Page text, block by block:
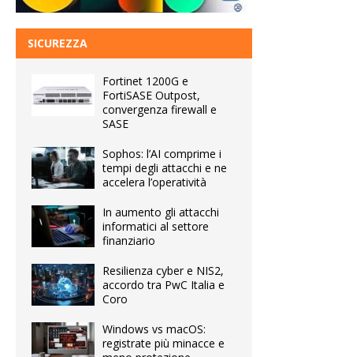
SICUREZZA
Fortinet 1200G e
FortiSASE Outpost,
convergenza firewall e
SASE
Sophos: l’AI comprime i
tempi degli attacchi e ne
accelera l’operatività
In aumento gli attacchi
informatici al settore
finanziario
Resilienza cyber e NIS2,
accordo tra PwC Italia e
Coro
Windows vs macOS:
registrate più minacce e